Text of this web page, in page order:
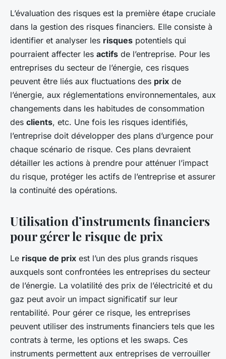
L’évaluation des risques est la première étape cruciale
dans la gestion des risques financiers. Elle consiste à
identifier et analyser les risques potentiels qui
pourraient affecter les actifs de l’entreprise. Pour les
entreprises du secteur de l’énergie, ces risques
peuvent être liés aux fluctuations des prix de
l’énergie, aux réglementations environnementales, aux
changements dans les habitudes de consommation
des clients, etc. Une fois les risques identifiés,
l’entreprise doit développer des plans d’urgence pour
chaque scénario de risque. Ces plans devraient
détailler les actions à prendre pour atténuer l’impact
du risque, protéger les actifs de l’entreprise et assurer
la continuité des opérations.
Utilisation d’instruments financiers
pour gérer le risque de prix
Le risque de prix est l’un des plus grands risques
auxquels sont confrontées les entreprises du secteur
de l’énergie. La volatilité des prix de l’électricité et du
gaz peut avoir un impact significatif sur leur
rentabilité. Pour gérer ce risque, les entreprises
peuvent utiliser des instruments financiers tels que les
contrats à terme, les options et les swaps. Ces
instruments permettent aux entreprises de verrouiller